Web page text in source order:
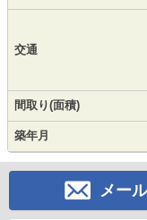
交通
間取り(面積)
築年月
メー